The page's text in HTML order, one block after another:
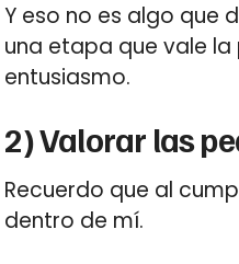
Y eso no es algo que
una etapa que vale
entusiasmo.
2) Valorar las
Recuerdo que al
dentro de mí.